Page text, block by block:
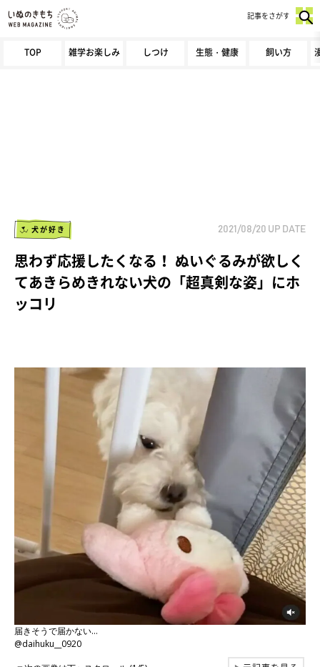
TOP 雑学お楽しみ しつけ 生態・健康 飼い方
記事をさがす
犬が好き 2021/08/20 UP DATE
思わず応援したくなる！ ぬいぐるみが欲しく
てあきらめきれない犬の「超真剣な姿」にホ
ッコリ
届きそうで届かない…
@daihuku__0920